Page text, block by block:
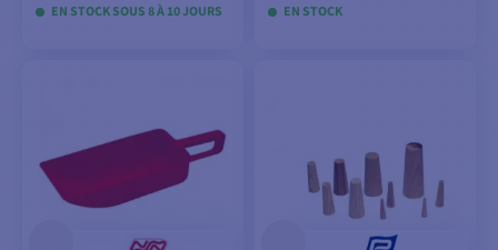
EN STOCK SOUS 8 À 10 JOURS EN STOCK